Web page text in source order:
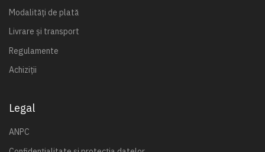
Modalități de plată
Livrare și transport
Regulamente
Achiziții
Legal
ANPC